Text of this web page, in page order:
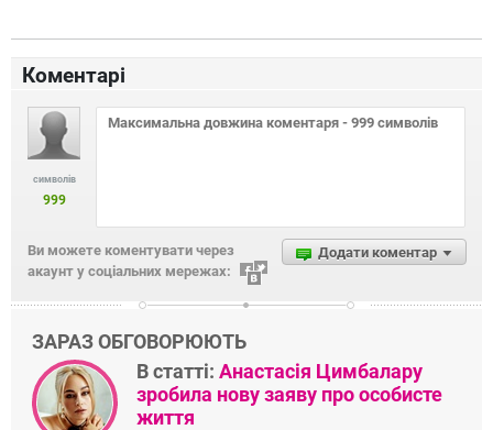
Коментарі
символів
999
Додати коментар
Ви можете коментувати через
акаунт у соціальних мережах:
ЗАРАЗ ОБГОВОРЮЮТЬ
В статті: Анастасія Цимбалару
зробила нову заяву про особисте
життя